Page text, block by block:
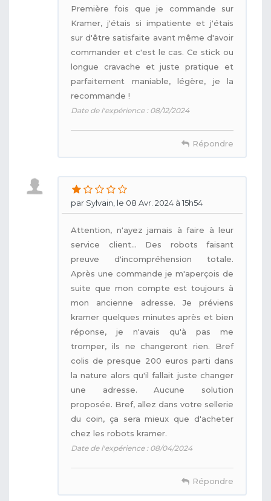
Première fois que je commande sur
Kramer, j'étais si impatiente et j'étais
sur d'être satisfaite avant même d'avoir
commander et c'est le cas. Ce stick ou
longue cravache et juste pratique et
parfaitement maniable, légère, je la
recommande !
Date de l'expérience : 08/12/2024
Répondre
par Sylvain, le 08 Avr. 2024 à 15h54
Attention, n'ayez jamais à faire à leur
service client... Des robots faisant
preuve d'incompréhension totale.
Après une commande je m'aperçois de
suite que mon compte est toujours à
mon ancienne adresse. Je préviens
kramer quelques minutes après et bien
réponse, je n'avais qu'à pas me
tromper, ils ne changeront rien. Bref
colis de presque 200 euros parti dans
la nature alors qu'il fallait juste changer
une adresse. Aucune solution
proposée. Bref, allez dans votre sellerie
du coin, ça sera mieux que d'acheter
chez les robots kramer.
Date de l'expérience : 08/04/2024
Répondre